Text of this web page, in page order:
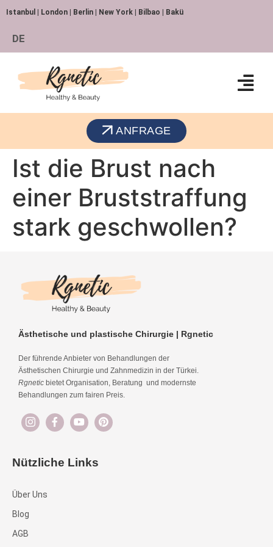
Istanbul | London | Berlin | New York | Bilbao | Bakü
DE
ANFRAGE
Ist die Brust nach
einer Bruststraffung
stark geschwollen?
Ästhetische und plastische Chirurgie | Rgnetic
Der führende Anbieter von Behandlungen der
Ästhetischen Chirurgie und Zahnmedizin in der Türkei.
Rgnetic bietet Organisation, Beratung und modernste
Behandlungen zum fairen Preis.
Nützliche Links
Über Uns
Blog
AGB